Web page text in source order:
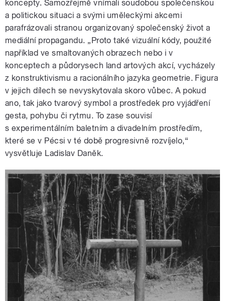
koncepty. Samozřejmě vnímali soudobou společenskou
a politickou situaci a svými uměleckými akcemi
parafrázovali stranou organizovaný společenský život a
mediální propagandu. „Proto také vizuální kódy, použité
například ve smaltovaných obrazech nebo i v
konceptech a půdorysech land artových akcí, vycházely
z konstruktivismu a racionálního jazyka geometrie. Figura
v jejich dílech se nevyskytovala skoro vůbec. A pokud
ano, tak jako tvarový symbol a prostředek pro vyjádření
gesta, pohybu či rytmu. To zase souvisí
s experimentálním baletním a divadelním prostředím,
které se v Pécsi v té době progresivně rozvíjelo,“
vysvětluje Ladislav Daněk.